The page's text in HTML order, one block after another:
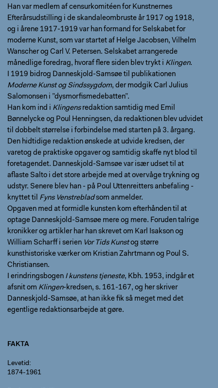
Han var medlem af censurkomitéen for Kunstnernes
Efterårsudstilling i de skandaleombruste år 1917 og 1918,
og i årene 1917-1919 var han formand for Selskabet for
moderne Kunst, som var startet af Helge Jacobsen, Vilhelm
Wanscher og Carl V. Petersen. Selskabet arrangerede
månedlige foredrag, hvoraf flere siden blev trykt i Klingen.
I 1919 bidrog Danneskjold-Samsøe til publikationen
Moderne Kunst og Sindssygdom, der modgik Carl Julius
Salomonsen i ”dysmorfismedebatten”.
Han kom ind i Klingensredaktion samtidig med Emil
Bønnelycke og Poul Henningsen, da redaktionen blev udvidet
til dobbelt størrelse i forbindelse med starten på 3. årgang.
Den hidtidige redaktion ønskede at udvide kredsen, der
varetog de praktiske opgaver og samtidig skaffe nyt blod til
foretagendet. Danneskjold-Samsøe var især udset til at
aflaste Salto i det store arbejde med at overvåge trykning og
udstyr. Senere blev han - på Poul Uttenreitters anbefaling -
knyttet til Fyns Venstrebladsom anmelder.
Opgaven med at formidle kunsten kom efterhånden til at
optage Danneskjold-Samsøe mere og mere. Foruden talrige
kronikker og artikler har han skrevet om Karl Isakson og
William Scharff i serien Vor Tids Kunstog større
kunsthistoriske værker om Kristian Zahrtmann og Poul S.
Christiansen.
I erindringsbogen I kunstens tjeneste, Kbh. 1953, indgår et
afsnit om Klingen-kredsen, s. 161-167, og her skriver
Danneskjold-Samsøe, at han ikke fik så meget med det
egentlige redaktionsarbejde at gøre.
FAKTA
Levetid
1874-1961